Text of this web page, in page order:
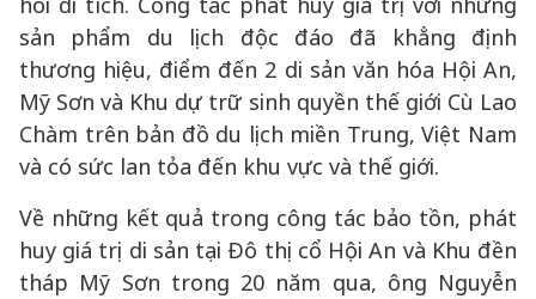
sản phẩm du lịch độc đáo đã khẳng định
thương hiệu, điểm đến 2 di sản văn hóa Hội An,
Mỹ Sơn và Khu dự trữ sinh quyền thế giới Cù Lao
Chàm trên bản đồ du lịch miền Trung, Việt Nam
và có sức lan tỏa đến khu vực và thế giới.
Về những kết quả trong công tác bảo tồn, phát
huy giá trị di sản tại Đô thị cổ Hội An và Khu đền
tháp Mỹ Sơn trong 20 năm qua, ông Nguyễn